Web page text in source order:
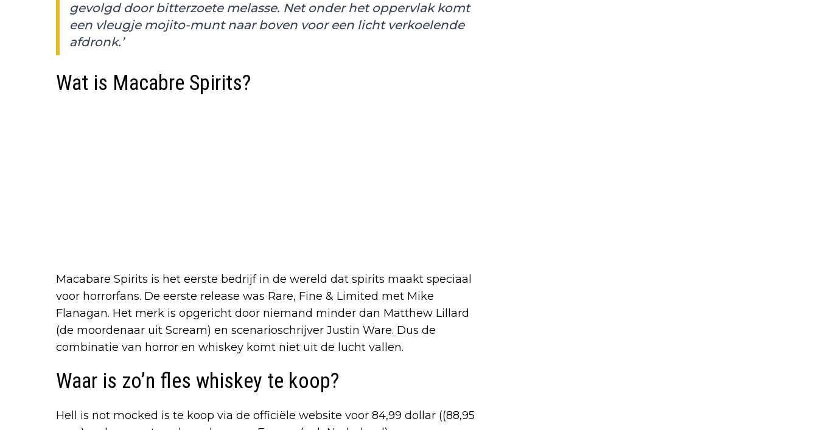
gevolgd door bitterzoete melasse. Net onder het oppervlak komt
een vleugje mojito-munt naar boven voor een licht verkoelende
afdronk.’
Wat is Macabre Spirits?
Macabare Spirits is het eerste bedrijf in de wereld dat spirits maakt speciaal
voor horrorfans. De eerste release was Rare, Fine & Limited met Mike
Flanagan. Het merk is opgericht door niemand minder dan Matthew Lillard
(de moordenaar uit Scream) en scenarioschrijver Justin Ware. Dus de
combinatie van horror en whiskey komt niet uit de lucht vallen.
Waar is zo’n fles whiskey te koop?
Hell is not mocked is te koop via de officiële website voor 84,99 dollar ((88,95